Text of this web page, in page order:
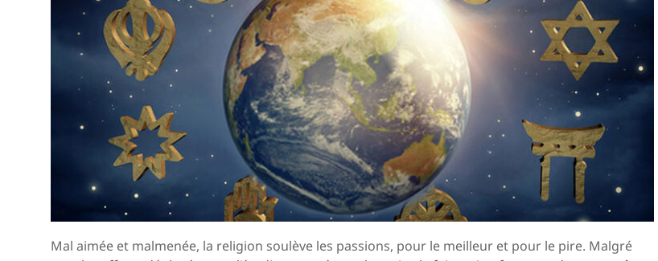
Mal aimée et malmenée, la religion soulève les passions, pour le meilleur et pour le pire. Malgré